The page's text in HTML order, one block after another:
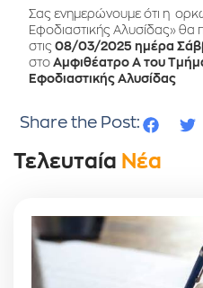
Σας ενημερώνουμε ότι η
Εφοδιαστικής Αλυσίδας» θα
στις08/03/2025 ημέρα
στοΑμφιθέατρο Α του
Εφοδιαστικής Αλυσίδας
Share the Post:
Τελευταία Νέα